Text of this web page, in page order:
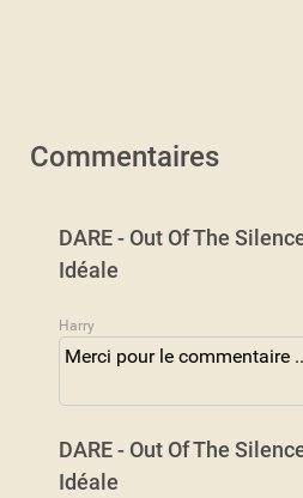
Commentaires
DARE - Out Of The
Idéale
Harry
Merci pour le commentaire
DARE - Out Of The
Idéale